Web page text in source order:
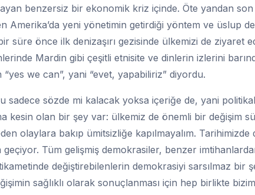
benzersiz bir ekonomik kriz içinde. Öte yandan son
Amerika’da yeni yönetimin getirdiği yöntem ve üslup
süre önce ilk denizaşırı gezisinde ülkemizi de ziyaret
Mardin gibi çeşitli etnisite ve dinlerin izlerini
“yes we can”, yani “evet, yapabiliriz” diyordu.
sadece sözde mi kalacak yoksa içeriğe de, yani
kesin olan bir şey var: ülkemiz de önemli bir değişim
olaylara bakıp ümitsizliğe kapılmayalım.
Tüm gelişmiş demokrasiler, benzer
değiştirebilenlerin demokrasiyi sarsılmaz bir
sağlıklı olarak sonuçlanması için hep birlikte